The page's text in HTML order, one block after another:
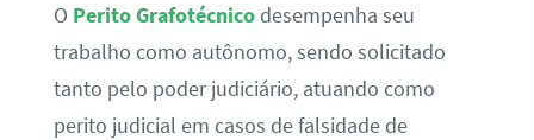
O Perito Grafotécnicodesempenha seu
trabalho como autônomo, sendo solicitado
tanto pelo poder judiciário, atuando como
perito judicial em casos de falsidade de